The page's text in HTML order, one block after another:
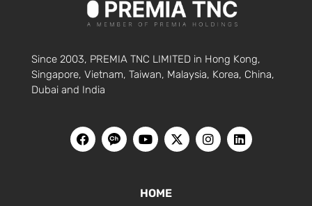
Since 2003, PREMIA TNC LIMITED in Hong Kong,
Singapore, Vietnam, Taiwan, Malaysia, Korea, China,
Dubai and India
HOME